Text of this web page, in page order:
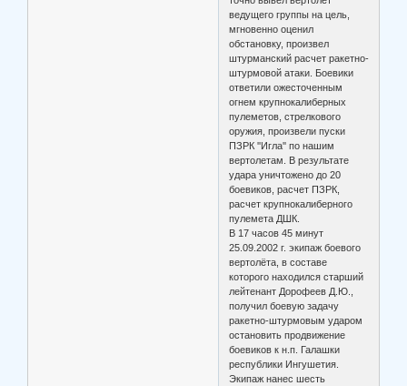
ведущего группы на цель,
мгновенно оценил
обстановку, произвел
штурманский расчет ракетно-
штурмовой атаки. Боевики
ответили ожесточенным
огнем крупнокалиберных
пулеметов, стрелкового
оружия, произвели пуски
ПЗРК ''Игла'' по нашим
вертолетам. В результате
удара уничтожено до 20
боевиков, расчет ПЗРК,
расчет крупнокалиберного
пулемета ДШК.
В 17 часов 45 минут
25.09.2002 г. экипаж боевого
вертолёта, в составе
которого находился старший
лейтенант Дорофеев Д.Ю.,
получил боевую задачу
ракетно-штурмовым ударом
остановить продвижение
боевиков к н.п. Галашки
республики Ингушетия.
Экипаж нанес шесть